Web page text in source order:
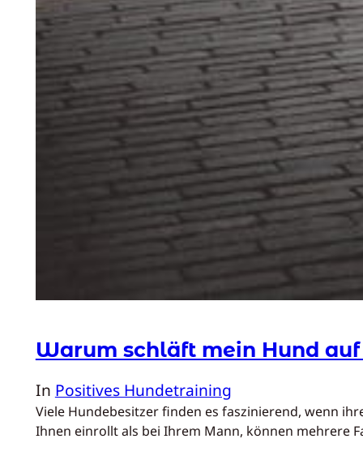
Warum schläft mein Hund
In Positives Hundetraining
Viele Hundebesitzer finden es faszinierend, wenn
Ihnen einrollt als bei Ihrem Mann, können mehrere